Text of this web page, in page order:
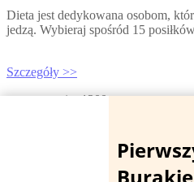
Dieta jest dedykowana osobom,
jedzą. Wybieraj spośród 15
Szczegóły >>
rozmiar 1200